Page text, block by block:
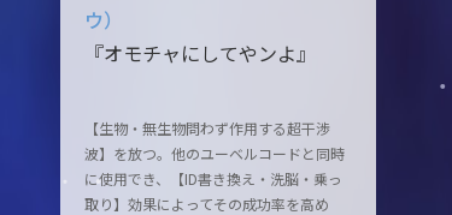
ウ）
『オモチャにしてやンよ』
【生物・無生物問わず作用する超干渉
波】を放つ。他のユーベルコードと同時
に使用でき、【ID書き換え・洗脳・乗っ
取り】効果によってその成功率を高め